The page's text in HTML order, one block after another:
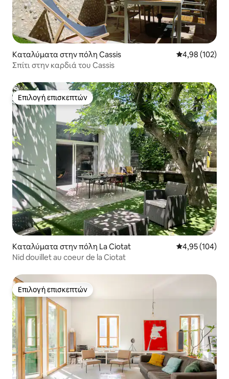
Καταλύματα στην πόλη Cassis Μέση
4,98 (102)
Σπίτι στην καρδιά του Cassis
Επιλογή επισκεπτών
Επιλογή επισκεπτών
Καταλύματα στην πόλη La Ciotat Μέση
4,95 (104)
Nid douillet au coeur de la Ciotat
Επιλογή επισκεπτών
Επιλογή επισκεπτών